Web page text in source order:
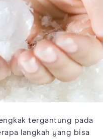
tergantung pada
langkah yang bisa